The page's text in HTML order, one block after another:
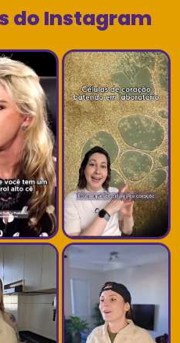
do Instagram